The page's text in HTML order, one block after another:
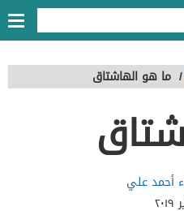
/ ما هو الهاشتاق
أحمد علي